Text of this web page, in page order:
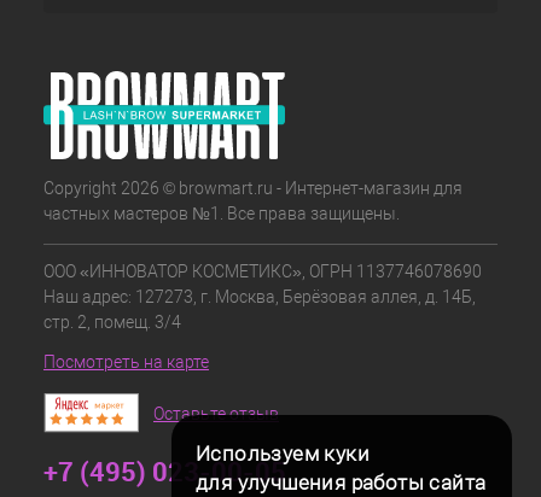
Используем куки
для улучшения работы сайта
Copyright 2026 © browmart.ru - Интернет-магазин для
частных мастеров №1. Все права защищены.
ООО «ИННОВАТОР КОСМЕТИКС», ОГРН 1137746078690
Наш адрес: 127273, г. Москва, Берёзовая аллея, д. 14Б,
стр. 2, помещ. 3/4
Посмотреть на карте
Оставьте отзыв
+7 (495) 023-00-05